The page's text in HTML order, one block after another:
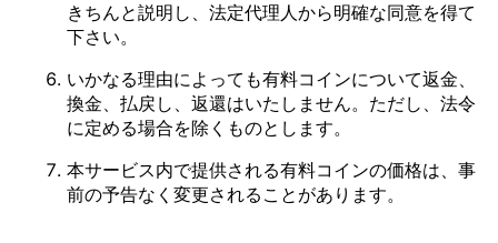
きちんと説明し、法定代理人から明確な同意を得て
下さい。
いかなる理由によっても有料コインについて返金、
換金、払戻し、返還はいたしません。ただし、法令
に定める場合を除くものとします。
本サービス内で提供される有料コインの価格は、事
前の予告なく変更されることがあります。